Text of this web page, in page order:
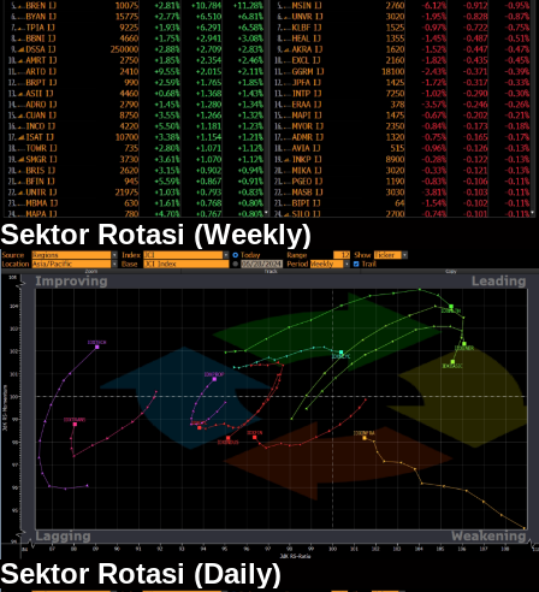
Sektor Rotasi (Weekly)
Sektor Rotasi (Daily)